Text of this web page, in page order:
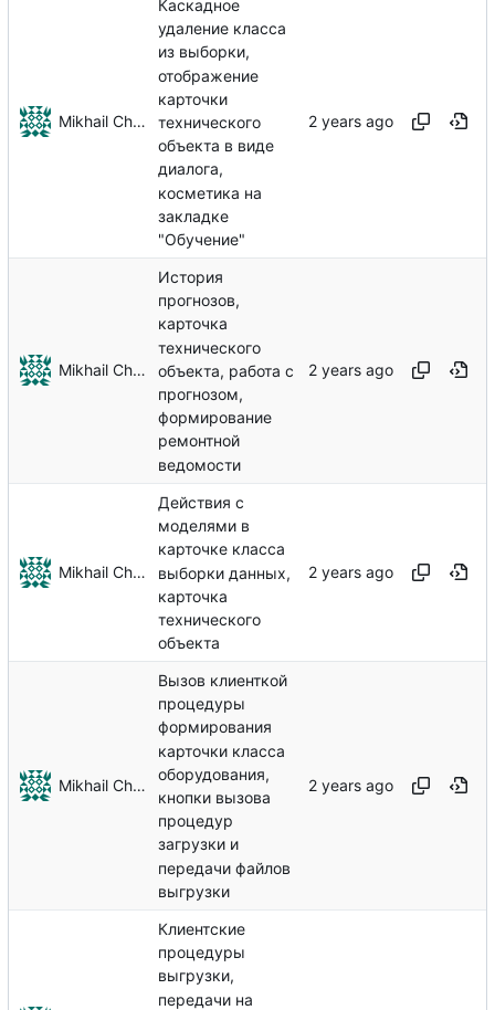
Mikhail Chechnev
Каскадное
удаление класса
из выборки,
отображение
карточки
технического
объекта в виде
диалога,
косметика на
закладке
"Обучение"
Mikhail Chechnev
История
прогнозов,
карточка
технического
объекта, работа с
прогнозом,
формирование
ремонтной
ведомости
Mikhail Chechnev
Действия с
моделями в
карточке класса
выборки данных,
карточка
технического
объекта
Mikhail Chechnev
Вызов клиенткой
процедуры
формирования
карточки класса
оборудования,
кнопки вызова
процедур
загрузки и
передачи файлов
выгрузки
Клиентские
процедуры
выгрузки,
передачи на